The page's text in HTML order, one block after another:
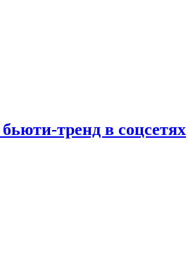
тренд в соцсетях